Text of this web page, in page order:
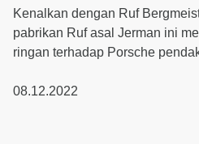
Kenalkan dengan Ruf
pabrikan Ruf asal Jerman ini
ringan terhadap Porsche
08.12.2022